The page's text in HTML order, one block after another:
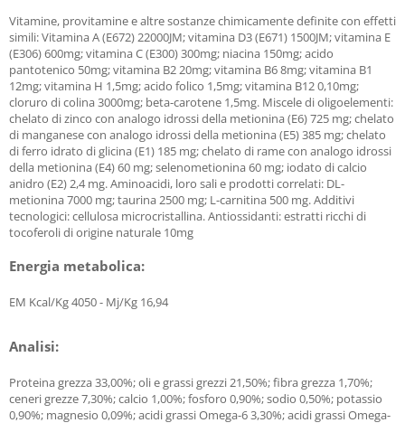
Vitamine, provitamine e altre sostanze chimicamente definite con effetti
simili: Vitamina A (E672) 22000JM; vitamina D3 (E671) 1500JM; vitamina E
(E306) 600mg; vitamina C (E300) 300mg; niacina 150mg; acido
pantotenico 50mg; vitamina B2 20mg; vitamina B6 8mg; vitamina B1
12mg; vitamina H 1,5mg; acido folico 1,5mg; vitamina B12 0,10mg;
cloruro di colina 3000mg; beta-carotene 1,5mg. Miscele di oligoelementi:
chelato di zinco con analogo idrossi della metionina (E6) 725 mg; chelato
di manganese con analogo idrossi della metionina (E5) 385 mg; chelato
di ferro idrato di glicina (E1) 185 mg; chelato di rame con analogo idrossi
della metionina (E4) 60 mg; selenometionina 60 mg; iodato di calcio
anidro (E2) 2,4 mg. Aminoacidi, loro sali e prodotti correlati: DL-
metionina 7000 mg; taurina 2500 mg; L-carnitina 500 mg. Additivi
tecnologici: cellulosa microcristallina. Antiossidanti: estratti ricchi di
tocoferoli di origine naturale 10mg
Energia metabolica:
EM Kcal/Kg 4050 - Mj/Kg 16,94
Analisi:
Proteina grezza 33,00%; oli e grassi grezzi 21,50%; fibra grezza 1,70%;
ceneri grezze 7,30%; calcio 1,00%; fosforo 0,90%; sodio 0,50%; potassio
0,90%; magnesio 0,09%; acidi grassi Omega-6 3,30%; acidi grassi Omega-